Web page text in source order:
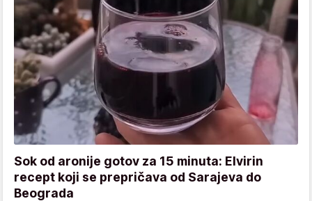
Sok od aronije gotov za 15 minuta: Elvirin
recept koji se prepričava od Sarajeva do
Beograda